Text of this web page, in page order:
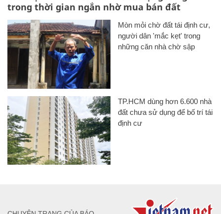
trong thời gian ngắn nhờ mua bán đất
Mòn mỏi chờ đất tái định cư,
người dân 'mắc kẹt' trong
những căn nhà chờ sập
TP.HCM dùng hơn 6.600 nhà
đất chưa sử dụng để bố trí tái
định cư